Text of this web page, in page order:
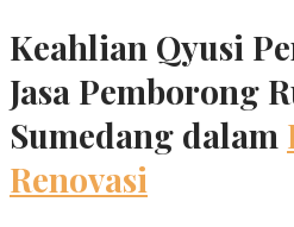
Keahlian Qyusi
Jasa Pemborong
Sumedang dalam
Renovasi